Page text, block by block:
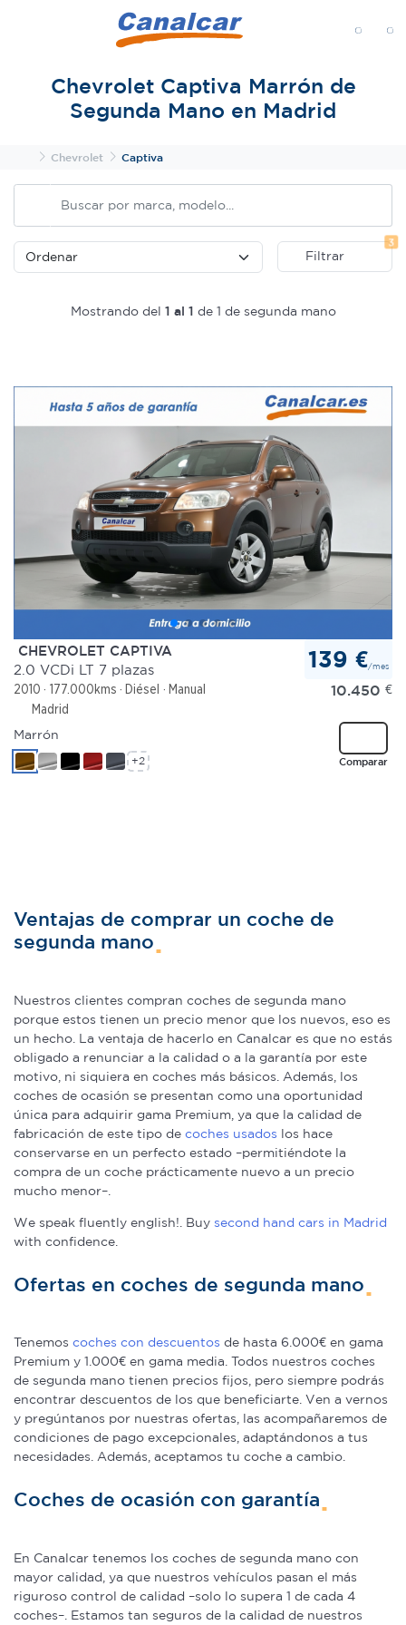
Chevrolet Captiva Marrón de
Segunda Mano en Madrid
InicioChevrolet Captiva
Filtrar
3
Mostrando del 1 al 1 de 1 de segunda mano
CHEVROLET CAPTIVA
2.0 VCDi LT 7 plazas
2010 177.000kms Diésel
Manual
Madrid
139 €/mes
10.450 €
Comparar
Marrón
+2
Ventajas de comprar un coche de
segunda mano
Nuestros clientes compran coches de segunda mano
porque estos tienen un precio menor que los nuevos, eso es
un hecho. La ventaja de hacerlo en Canalcar es que no estás
obligado a renunciar a la calidad o a la garantía por este
motivo, ni siquiera en coches más básicos. Además, los
coches de ocasión se presentan como una oportunidad
única para adquirir gama Premium, ya que la calidad de
fabricación de este tipo de coches usados los hace
conservarse en un perfecto estado –permitiéndote la
compra de un coche prácticamente nuevo a un precio
mucho menor–.
We speak fluently english!. Buy second hand cars in Madrid
with confidence.
Ofertas en coches de segunda mano
Tenemos coches con descuentos de hasta 6.000€ en gama
Premium y 1.000€ en gama media. Todos nuestros coches
de segunda mano tienen precios fijos, pero siempre podrás
encontrar descuentos de los que beneficiarte. Ven a vernos
y pregúntanos por nuestras ofertas, las acompañaremos de
condiciones de pago excepcionales, adaptándonos a tus
necesidades. Además, aceptamos tu coche a cambio.
Coches de ocasión con garantía
En Canalcar tenemos los coches de segunda mano con
mayor calidad, ya que nuestros vehículos pasan el más
riguroso control de calidad –solo lo supera 1 de cada 4
coches–. Estamos tan seguros de la calidad de nuestros